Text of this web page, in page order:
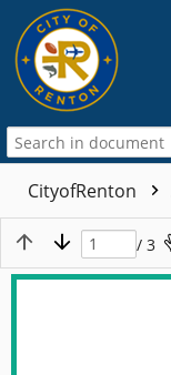
CityofRenton
/ 3